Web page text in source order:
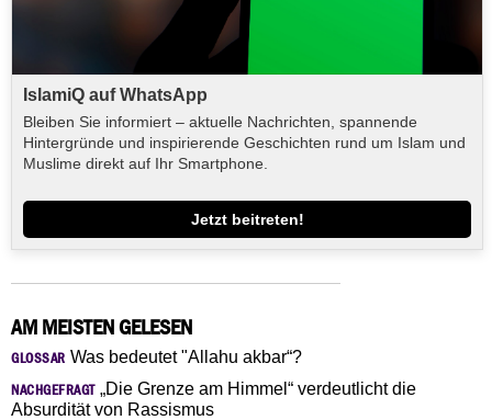
IslamiQ auf WhatsApp
Bleiben Sie informiert – aktuelle Nachrichten, spannende
Hintergründe und inspirierende Geschichten rund um Islam und
Muslime direkt auf Ihr Smartphone.
Jetzt beitreten!
AM MEISTEN GELESEN
GLOSSAR Was bedeutet "Allahu akbar“?
NACHGEFRAGT„Die Grenze am Himmel“ verdeutlicht die
Absurdität von Rassismus